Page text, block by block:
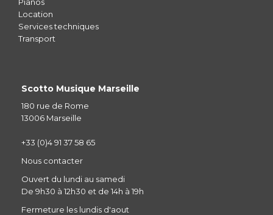
Location
Services techniques
Transport
Scotto Musique Marseille
180 rue de Rome
13006 Marseille
+33 (0)4 91 37 58 65
Nous contacter
Ouvert du lundi au samedi
De 9h30 à 12h30 et de 14h à 19h
Fermeture les lundis d'aout